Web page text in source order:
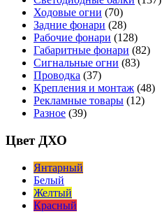
Ходовые огни (70)
Задние фонари (28)
Рабочие фонари (128)
Габаритные фонари (82)
Сигнальные огни (83)
Проводка (37)
Крепления и монтаж (48)
Рекламные товары (12)
Разное (39)
Цвет ДХО
Янтарный
Белый
Желтый
Красный